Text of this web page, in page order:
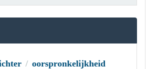
oorspronkelijkheid